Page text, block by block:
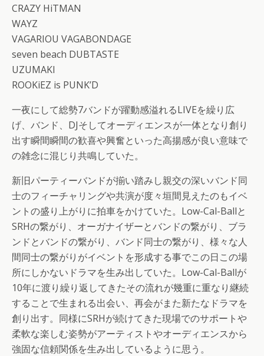
CRAZY HiTMAN
WAYZ
VAGARIOU VAGABONDAGE
seven beach DUBTASTE
UZUMAKI
ROOKiEZ is PUNK’D
一夜にして総勢7バンドが躍動感溢れるLIVEを繰り広
げ、バンド、DJそしてオーディエンスが一体となり創り
出す瞬間瞬間の歓喜や興奮といった高揚感が良い意味で
の雑念に混じり共鳴していた。
新旧パーティーバンドが揃い踏みし親交の深いバンド同
士のフィーチャリングや共演が度々垣間見えたのもイベ
ントの盛り上がりに拍車をかけていた。Low-Cal-Ballと
SRHの繋がり、オーガナイザーとバンドの繋がり、ブラ
ンドとバンドの繋がり、バンド同士の繋がり、様々な人
間同士の繋がりがイベントを形成する事でこの日この場
所にしかないドラマを生み出していた。Low-Cal-Ballが
10年に渡り繰り返してきたその流れが幾重に重なり継続
することで生まれる出会い、再会がまた新たなドラマを
創り出す。同様にSRHが続けてきた現場でのサポートや
柔軟な楽しむ姿勢がアーティストやオーディエンスから
強固な信頼関係を生み出しているように思う。